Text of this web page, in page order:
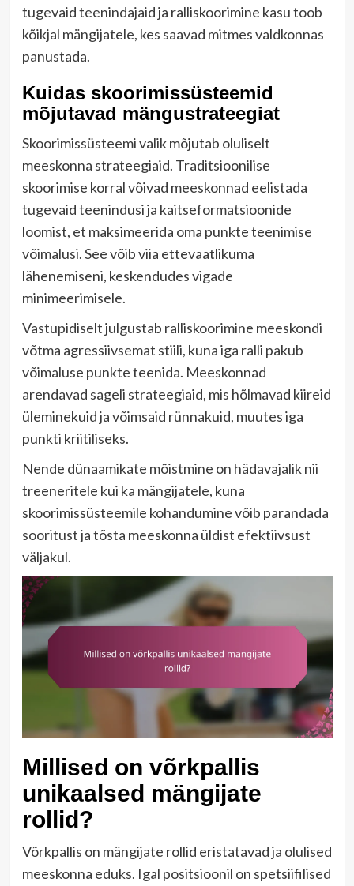
tugevaid teenindajaid ja ralliskoorimine kasu toob
kõikjal mängijatele, kes saavad mitmes valdkonnas
panustada.
Kuidas skoorimissüsteemid
mõjutavad mängustrateegiat
Skoorimissüsteemi valik mõjutab oluliselt
meeskonna strateegiaid. Traditsioonilise
skoorimise korral võivad meeskonnad eelistada
tugevaid teenindusi ja kaitseformatsioonide
loomist, et maksimeerida oma punkte teenimise
võimalusi. See võib viia ettevaatlikuma
lähenemiseni, keskendudes vigade
minimeerimisele.
Vastupidiselt julgustab ralliskoorimine meeskondi
võtma agressiivsemat stiili, kuna iga ralli pakub
võimaluse punkte teenida. Meeskonnad
arendavad sageli strateegiaid, mis hõlmavad kiireid
üleminekuid ja võimsaid rünnakuid, muutes iga
punkti kriitiliseks.
Nende dünaamikate mõistmine on hädavajalik nii
treeneritele kui ka mängijatele, kuna
skoorimissüsteemile kohandumine võib parandada
sooritust ja tõsta meeskonna üldist efektiivsust
väljakul.
Millised on võrkpallis
unikaalsed mängijate
rollid?
Võrkpallis on mängijate rollid eristatavad ja olulised
meeskonna eduks. Igal positsioonil on spetsiifilised